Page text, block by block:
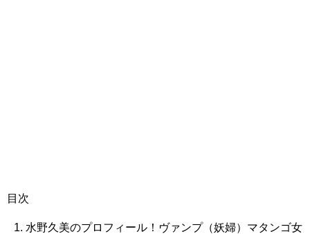
目次
水野久美のプロフィール！ヴァンプ（妖婦）マタンゴ女